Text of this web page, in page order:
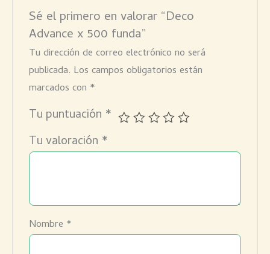
Sé el primero en valorar “Deco
Advance x 500 funda”
Tu dirección de correo electrónico no será
publicada. Los campos obligatorios están
marcados con *
Tu puntuación *
Tu valoración *
Nombre *